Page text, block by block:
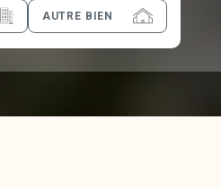
AUTRE BIEN